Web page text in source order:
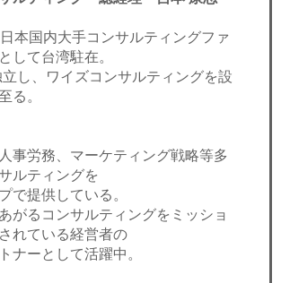
本国内大手コンサルティングファ
して台湾駐在。
し、ワイズコンサルティングを設
る。
事労務、マーケティング戦略等多
ルティングを
で提供している。
がるコンサルティングをミッショ
れている経営者の
ナーとして活躍中。